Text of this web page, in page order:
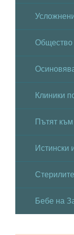
Общество
Клиники
Пътят
Истински
Бебе на